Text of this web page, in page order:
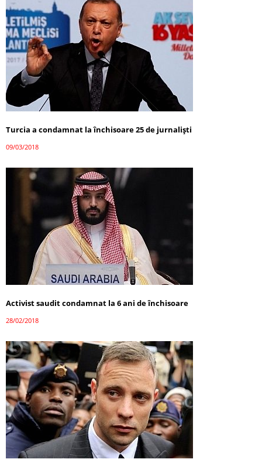
Turcia a condamnat la închisoare 25 de jurnaliști
09/03/2018
Activist saudit condamnat la 6 ani de închisoare
28/02/2018